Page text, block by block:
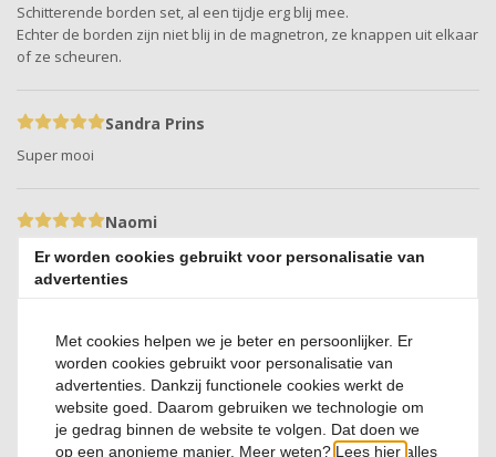
Schitterende borden set, al een tijdje erg blij mee.
Echter de borden zijn niet blij in de magnetron, ze knappen uit elkaar
of ze scheuren.
Sandra Prins
Super mooi
Naomi
Elke maaltijd die geserveerd wordt in dit bord, ziet feestelijk uit. De
borden waren snel geleverd en goed verpakt, zodat ze tijdens het
Franci
Mooie borden en snelle levering en goed verpakt
Er worden cookies gebruikt voor personalisatie van
advertenties
Met cookies helpen we je beter en persoonlijker. Er
worden cookies gebruikt voor personalisatie van
advertenties. Dankzij functionele cookies werkt de
website goed. Daarom gebruiken we technologie om
je gedrag binnen de website te volgen. Dat doen we
op een anonieme manier. Meer weten?Lees hieralles